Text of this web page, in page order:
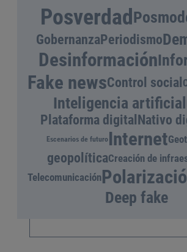
Posverdad
GobernanzaPeriodismo
Desinformación
Fake newsControl social
Inteligencia artificial
Plataforma digital Nativo
Escenarios de futuroInternet
geopolíticaCreación de
Telecomunicación
Deep fake